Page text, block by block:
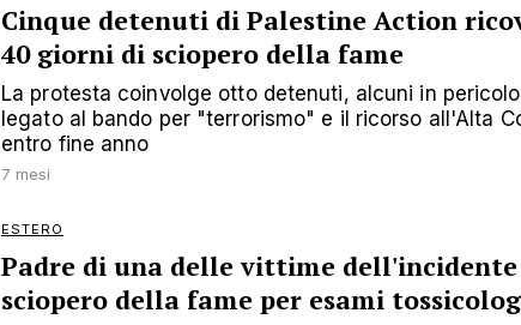
Cinque detenuti di Palestine Action
40 giorni di sciopero della fame
La protesta coinvolge otto detenuti, alcuni in
legato al bando per "terrorismo" e il ricorso all'Alta
entro fine anno
7 mesi
ESTERO
Padre di una delle vittime
sciopero della fame per esami